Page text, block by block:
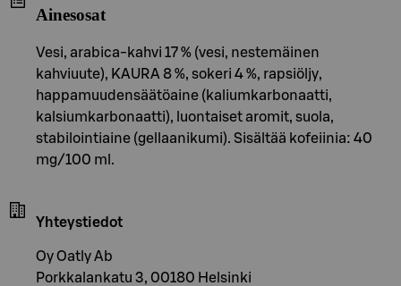
Ainesosat
Vesi, arabica-kahvi 17 % (vesi, nestemäinen
kahviuute), KAURA 8 %, sokeri 4 %, rapsiöljy,
happamuudensäätöaine (kaliumkarbonaatti,
kalsiumkarbonaatti), luontaiset aromit, suola,
stabilointiaine (gellaanikumi). Sisältää kofeiinia: 40
mg/100 ml.
Yhteystiedot
Oy Oatly Ab
Porkkalankatu 3, 00180 Helsinki